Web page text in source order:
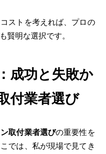
ストを考えれば、プロの
賢明な選択です。
成功と失敗か
付業者選び
取付業者選びの重要性を
では、私が現場で見てき